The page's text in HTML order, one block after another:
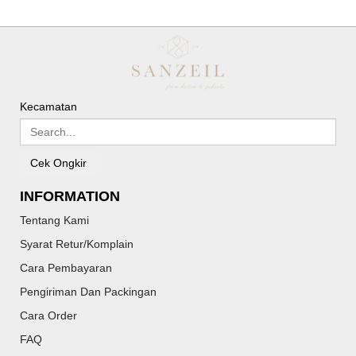
Kecamatan
Cek Ongkir
INFORMATION
Tentang Kami
Syarat Retur/Komplain
Cara Pembayaran
Pengiriman Dan Packingan
Cara Order
FAQ